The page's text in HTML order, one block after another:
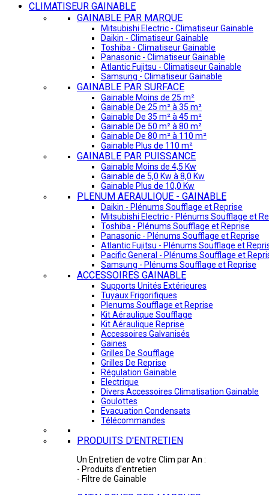
CLIMATISEUR GAINABLE
GAINABLE PAR MARQUE
Mitsubishi Electric - Climatiseur Gainable
Daikin - Climatiseur Gainable
Toshiba - Climatiseur Gainable
Panasonic - Climatiseur Gainable
Atlantic Fujitsu - Climatiseur Gainable
Samsung - Climatiseur Gainable
GAINABLE PAR SURFACE
Gainable Moins de 25 m²
Gainable De 25 m² à 35 m²
Gainable De 35 m² à 45 m²
Gainable De 50 m² à 80 m²
Gainable De 80 m² à 110 m²
Gainable Plus de 110 m²
GAINABLE PAR PUISSANCE
Gainable Moins de 4,5 Kw
Gainable de 5,0 Kw à 8,0 Kw
Gainable Plus de 10,0 Kw
PLENUM AERAULIQUE - GAINABLE
Daikin - Plénums Soufflage et Reprise
Mitsubishi Electric - Plénums Soufflage et
Toshiba - Plénums Soufflage et Reprise
Panasonic - Plénums Soufflage et Reprise
Atlantic Fujitsu - Plénums Soufflage et
Pacific General - Plénums Soufflage et
Samsung - Plénums Soufflage et Reprise
ACCESSOIRES GAINABLE
Supports Unités Extérieures
Tuyaux Frigorifiques
Plenums Soufflage et Reprise
Kit Aéraulique Soufflage
Kit Aéraulique Reprise
Accessoires Galvanisés
Gaines
Grilles De Soufflage
Grilles De Reprise
Régulation Gainable
Electrique
Divers Accessoires Climatisation Gainable
Goulottes
Evacuation Condensats
Télécommandes
PRODUITS D'ENTRETIEN
Un Entretien de votre Clim par An :
- Produits d'entretien
- Filtre de Gainable